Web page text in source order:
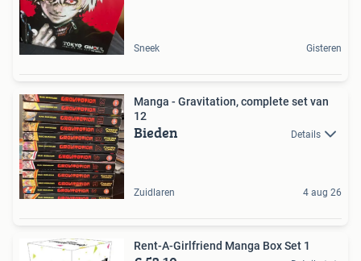
Sneek Gisteren
Manga - Gravitation, complete set van
12
Bieden Details
Zuidlaren 4 aug 26
Rent-A-Girlfriend Manga Box Set 1